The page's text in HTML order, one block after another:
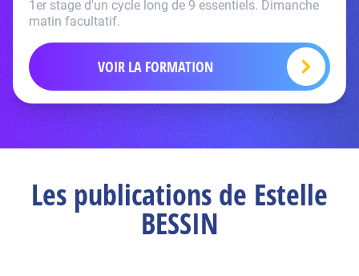
1er stage d'un cycle long de 9 essentiels. Dimanche
matin facultatif.
VOIR LA FORMATION
Les publications de Estelle
BESSIN